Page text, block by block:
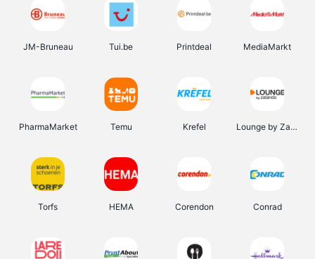
JM-Bruneau Tui.be Printdeal MediaMarkt
PharmaMarket Temu Krefel Lounge by Zalando
Torfs HEMA Corendon Conrad